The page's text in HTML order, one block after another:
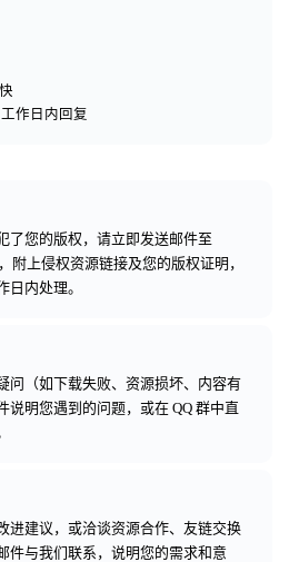
作日内回复
了您的版权，请立即发送邮件至
，附上侵权资源链接及您的版权证明，
日内处理。
问（如下载失败、资源损坏、内容有
说明您遇到的问题，或在 QQ 群中直
进建议，或洽谈资源合作、友链交换
件与我们联系，说明您的需求和意